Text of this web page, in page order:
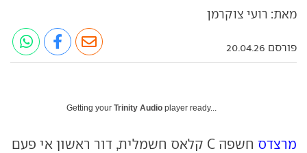
מאת: רועי צוקרמן
פורסם 20.04.26
Getting your Trinity Audio player ready...
מרצדס
חשפה C קלאס חשמלית, דור ראשון אי פעם